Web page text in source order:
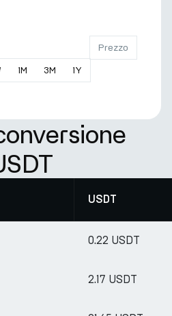
1M 3M 1Y
Prezzo
USDT
0.22 USDT
2.17 USDT